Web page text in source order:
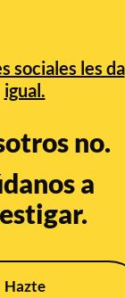
sociales les da
igual.
no.
a
Hazte